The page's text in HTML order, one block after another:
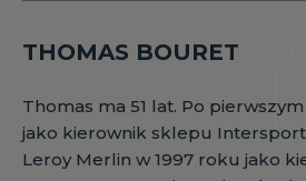
THOMAS BOURET
Thomas ma 51 lat. Po
jako kierownik sklepu Intersport,
Leroy Merlin w 1997 roku jako